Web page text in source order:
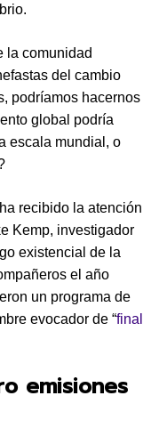
la comunidad
del cambio
podríamos hacernos
global podría
escala mundial, o
recibido la atención
Kemp, investigador
existencial de la
el año
un programa de
evocador de “final
emisiones